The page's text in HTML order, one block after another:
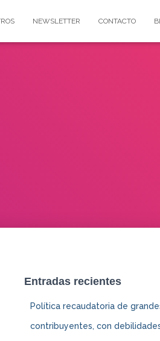
NEWSLETTER CONTACTO
Entradas recientes
Política recaudatoria de
contribuyentes, con